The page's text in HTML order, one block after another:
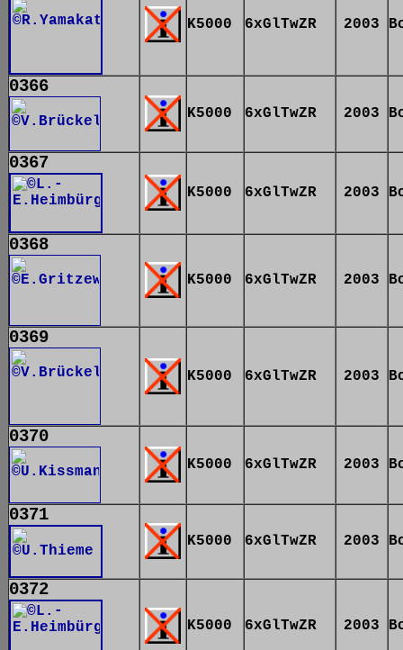
K5000 6xGlTwZR 2003
0366
K5000 6xGlTwZR 2003
0367
K5000 6xGlTwZR 2003
0368
K5000 6xGlTwZR 2003
0369
K5000 6xGlTwZR 2003
0370
K5000 6xGlTwZR 2003
0371
K5000 6xGlTwZR 2003
0372
K5000 6xGlTwZR 2003